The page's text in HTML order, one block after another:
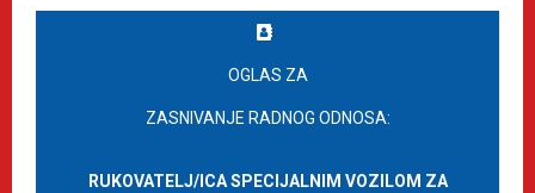
OGLAS ZA
ZASNIVANJE RADNOG ODNOSA:
RUKOVATELJ/ICA SPECIJALNIM VOZILOM ZA